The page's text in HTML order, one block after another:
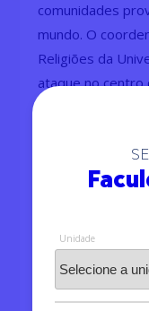
Unidade
comunidades
mundo. O
Religiões da
ataque no centro
iniciar um
pela extrema-
confusão que
muçulmano e as